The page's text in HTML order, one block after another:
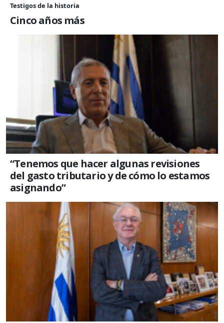
Testigos de la historia
Cinco años más
“Tenemos que hacer algunas revisiones
del gasto tributario y de cómo lo estamos
asignando”